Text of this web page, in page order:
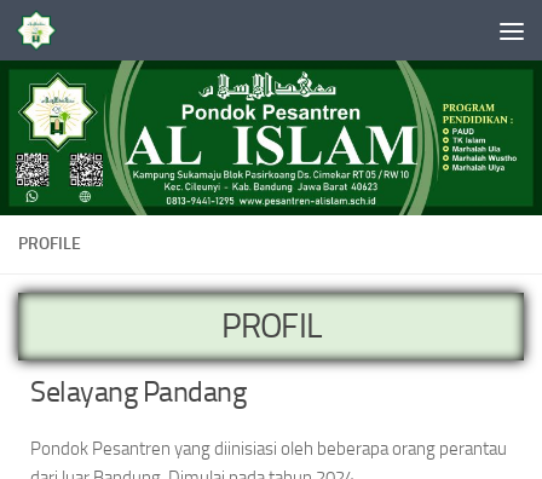
Skip to content
PROFILE
PROFIL
Selayang Pandang
Pondok Pesantren yang diinisiasi oleh beberapa orang perantau